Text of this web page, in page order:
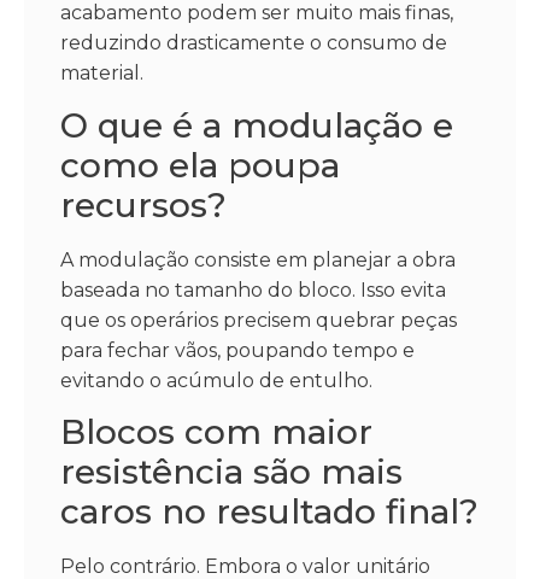
acabamento podem ser muito mais finas,
reduzindo drasticamente o consumo de
material.
O que é a modulação e
como ela poupa
recursos?
A modulação consiste em planejar a obra
baseada no tamanho do bloco. Isso evita
que os operários precisem quebrar peças
para fechar vãos, poupando tempo e
evitando o acúmulo de entulho.
Blocos com maior
resistência são mais
caros no resultado final?
Pelo contrário. Embora o valor unitário